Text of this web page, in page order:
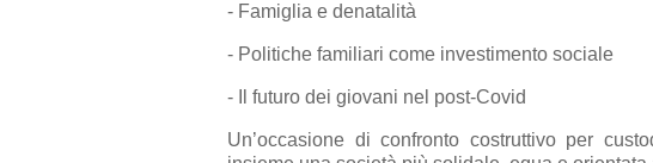
- Famiglia e denatalità
- Politiche familiari come investimento sociale
- Il futuro dei giovani nel post-Covid
Un’occasione di confronto costruttivo per